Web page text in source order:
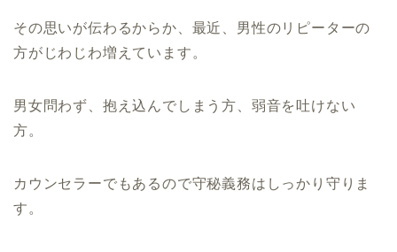
その思いが伝わるからか、最近、男性のリピーターの
方がじわじわ増えています。
男女問わず、抱え込んでしまう方、弱音を吐けない
方。
カウンセラーでもあるので守秘義務はしっかり守りま
す。